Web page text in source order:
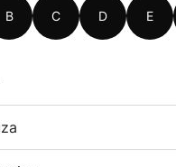
B C D E